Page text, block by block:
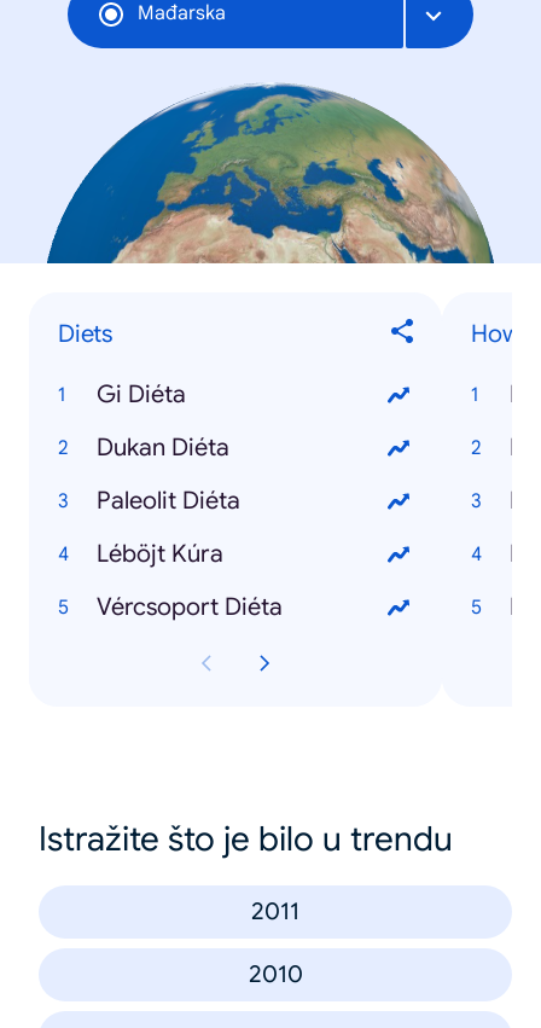
Mađarska
Diets
Gi Diéta
Dukan Diéta
Paleolit Diéta
Léböjt Kúra
Vércsoport Diéta
How
Istražite što je bilo u trendu
2011
2010